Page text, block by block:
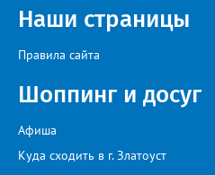
искусства «Золотая лира»,
на Первом канале, обладатель
Наши страницы
Правила сайта
Шоппинг и досуг
Афиша
Куда сходить в г. Златоуст